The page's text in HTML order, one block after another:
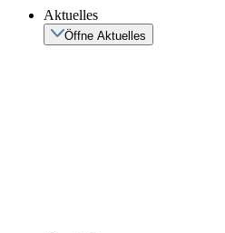
Aktuelles
Öffne Aktuelles